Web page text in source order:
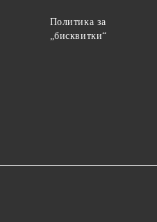
Политика за
„бисквитки“